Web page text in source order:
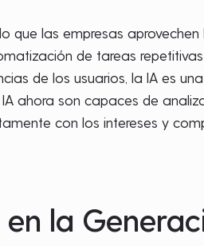
que las empresas aprovechen
de tareas
de los usuarios, la IA es
ahora son capaces de
con los intereses y
en la